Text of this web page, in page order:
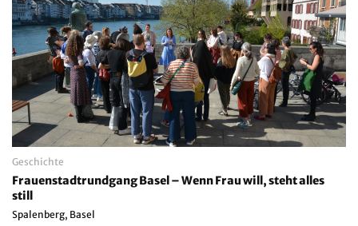
Geschichte
Frauenstadtrundgang Basel – Wenn Frau will, steht alles
still
Spalenberg, Basel